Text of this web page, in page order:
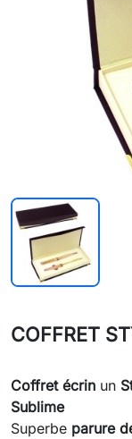
COFFRET
Coffret écrin un
Sublime
Superbe parure